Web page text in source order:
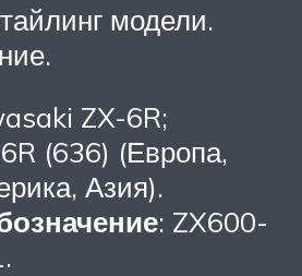
модели.
ZX-6R;
(636) (Европа,
Азия).
: ZX600-